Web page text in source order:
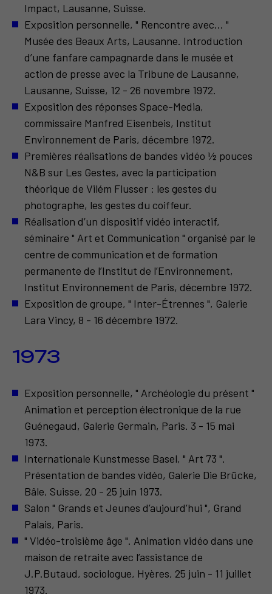
Impact, Lausanne, Suisse.
Exposition personnelle, " Rencontre avec… "
Musée des Beaux Arts, Lausanne. Introduction
d’une fanfare campagnarde dans le musée et
action de presse avec la Tribune de Lausanne,
Lausanne, Suisse, 12 - 26 novembre 1972.
Exposition des réponses Space-Media,
commissaire Manfred Eisenbeis, Institut
Environnement de Paris, décembre 1972.
Premières réalisations de bandes vidéo ½ pouces
N&B sur Les Gestes, avec la participation
théorique de Vilém Flusser : les gestes du
photographe, les gestes du coiffeur.
Réalisation d’un dispositif vidéo interactif,
séminaire " Art et Communication " organisé par le
centre de communication et de formation
permanente de l’Institut de l’Environnement,
Institut Environnement de Paris, décembre 1972.
Exposition de groupe, " Inter-Étrennes ", Galerie
Lara Vincy, 8 - 16 décembre 1972.
1973
Exposition personnelle, " Archéologie du présent "
Animation et perception électronique de la rue
Guénegaud, Galerie Germain, Paris. 3 - 15 mai
1973.
Internationale Kunstmesse Basel, " Art 73 ".
Présentation de bandes vidéo, Galerie Die Brücke,
Bâle, Suisse, 20 - 25 juin 1973.
Salon " Grands et Jeunes d’aujourd’hui ", Grand
Palais, Paris.
" Vidéo-troisième âge ". Animation vidéo dans une
maison de retraite avec l’assistance de
J.P.Butaud, sociologue, Hyères, 25 juin - 11 juillet
1973.